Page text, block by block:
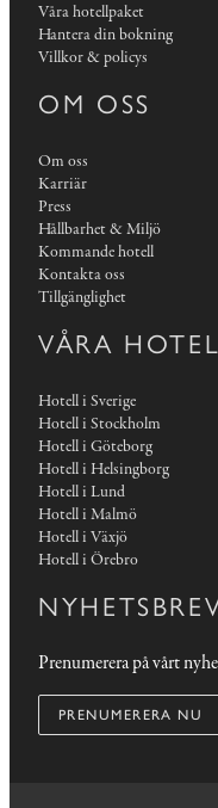
Våra hotellpaket
Hantera din bokning
Villkor & policys
OM OSS
Om oss
Karriär
Press
Hållbarhet & Miljö
Kommande hotell
Kontakta oss
Tillgänglighet
VÅRA
Hotell i Sverige
Hotell i Stockholm
Hotell i Göteborg
Hotell i Helsingborg
Hotell i Lund
Hotell i Malmö
Hotell i Växjö
Hotell i Örebro
Prenumerera på vårt
PRENUMERERA NU